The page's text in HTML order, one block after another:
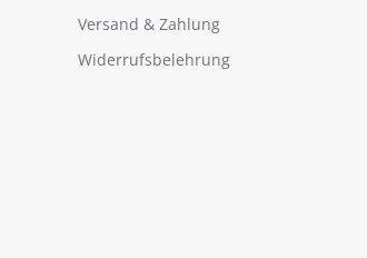
Versand & Zahlung
Widerrufsbelehrung